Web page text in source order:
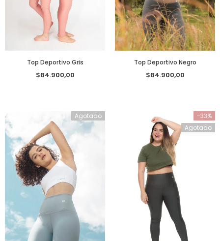
Top Deportivo Gris
$84.900,00
Top Deportivo Negro
$84.900,00
Agotado
-33%
Agotado